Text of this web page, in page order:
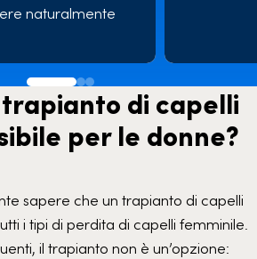
naturalmente
di capelli
per le donne?
sapere che un trapianto di capelli
i tipi di perdita di capelli femminile.
il trapianto non è un’opzione: